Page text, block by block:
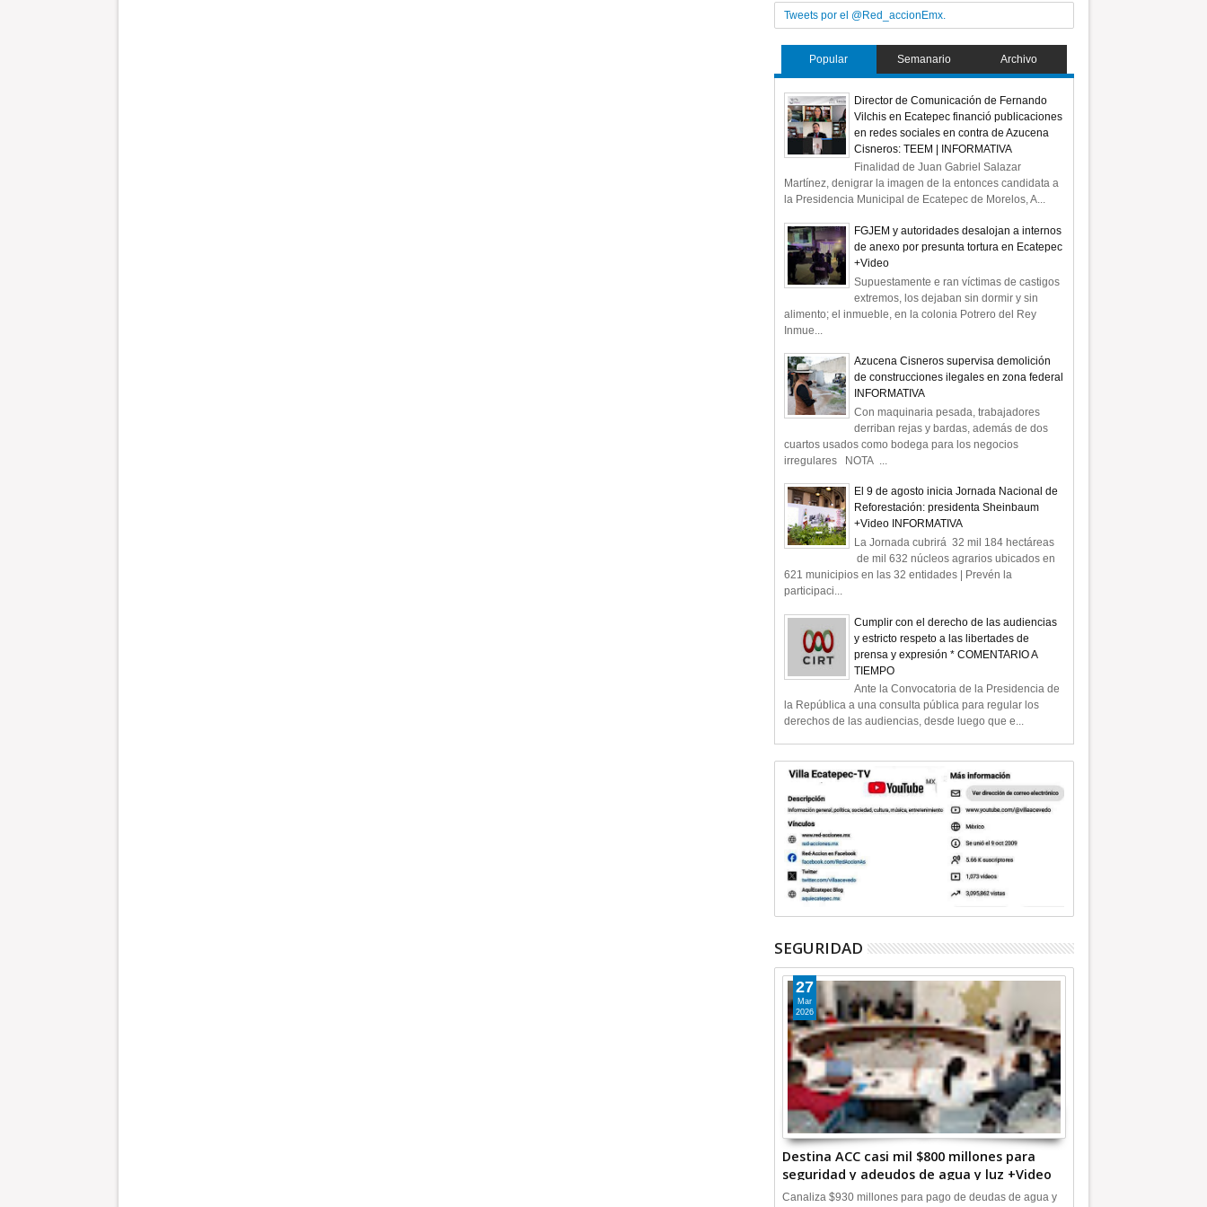
Tweets por el @Red_accionEmx.
Popular Semanario Archivo
Director de Comunicación de Fernando
Vilchis en Ecatepec financió publicaciones
en redes sociales en contra de Azucena
Cisneros: TEEM | INFORMATIVA
Finalidad de Juan Gabriel Salazar
Martínez, denigrar la imagen de la entonces candidata a
la Presidencia Municipal de Ecatepec de Morelos, A...
FGJEM y autoridades desalojan a internos
de anexo por presunta tortura en Ecatepec
+Video
Supuestamente e ran víctimas de castigos
extremos, los dejaban sin dormir y sin
alimento; el inmueble, en la colonia Potrero del Rey
Inmue...
Azucena Cisneros supervisa demolición
de construcciones ilegales en zona federal
INFORMATIVA
Con maquinaria pesada, trabajadores
derriban rejas y bardas, además de dos
cuartos usados como bodega para los negocios
irregulares NOTA ...
El 9 de agosto inicia Jornada Nacional de
Reforestación: presidenta Sheinbaum
+Video INFORMATIVA
La Jornada cubrirá 32 mil 184 hectáreas
de mil 632 núcleos agrarios ubicados en
621 municipios en las 32 entidades | Prevén la
participaci...
Cumplir con el derecho de las audiencias
y estricto respeto a las libertades de
prensa y expresión * COMENTARIO A
TIEMPO
Ante la Convocatoria de la Presidencia de
la República a una consulta pública para regular los
derechos de las audiencias, desde luego que e...
SEGURIDAD
Destina ACC casi mil $800 millones para
seguridad y adeudos de agua y luz +Video
27
Mar
2026
Canaliza $930 millones para pago de deudas de agua y